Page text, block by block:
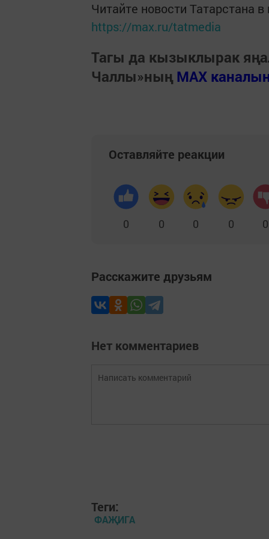
Читайте новости Татарстана
https://max.ru/tatmedia
Тагы да кызыклырак
Чаллы»ның MAX
Оставляйте реакции
0 0 0 0 0
Расскажите друзьям
Нет комментариев
Теги:
ФАҖИГА